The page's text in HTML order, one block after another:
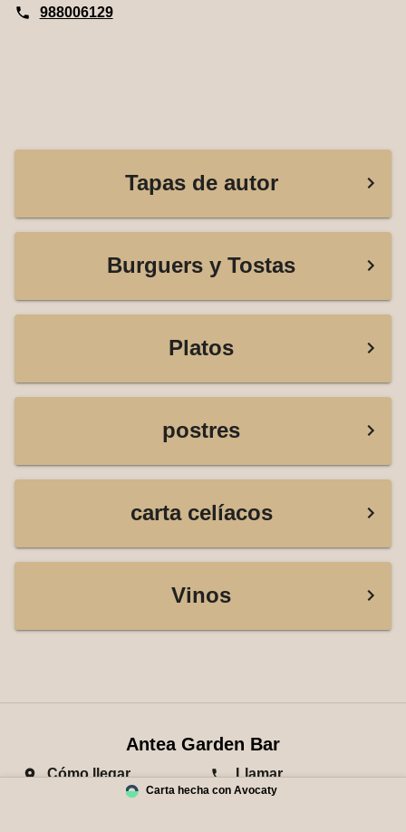
988006129
Tapas de autor
Burguers y Tostas
Platos
postres
carta celíacos
Vinos
Antea Garden Bar
Cómo llegar Llamar
Carta hecha con Avocaty